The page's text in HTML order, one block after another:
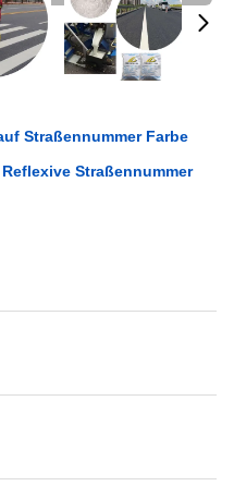
Straßennummer Farbe
Straßennummer